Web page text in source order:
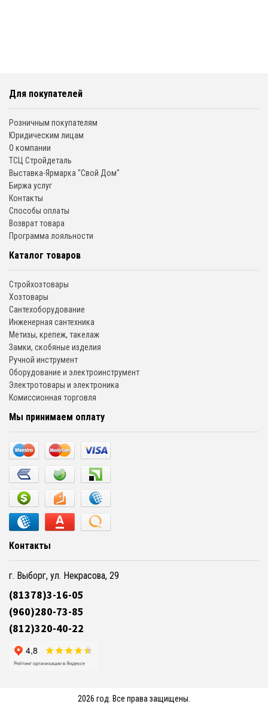
Для покупателей
Розничным покупателям
Юридическим лицам
О компании
ТСЦ Стройдеталь
Выставка-Ярмарка "Свой Дом"
Биржа услуг
Контакты
Способы оплаты
Возврат товара
Программа лояльности
Каталог товаров
Стройхозтовары
Хозтовары
Сантехоборудование
Инженерная сантехника
Метизы, крепеж, такелаж
Замки, скобяные изделия
Ручной инструмент
Оборудование и электроинструмент
Электротовары и электроника
Комиссионная торговля
Мы принимаем оплату
Контакты
г. Выборг, ул. Некрасова, 29
(81378)3-16-05
(960)280-73-85
(812)320-40-22
2026 год. Все права защищены.